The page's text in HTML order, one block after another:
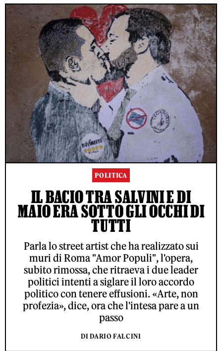
POLITICA
IL BACIO TRA SALVINI E DI
MAIO ERA SOTTO GLI OCCHI DI
TUTTI
Parla lo street artist che ha realizzato sui
muri di Roma "Amor Populi", l'opera,
subito rimossa, che ritraeva i due leader
politici intenti a siglare il loro accordo
politico con tenere effusioni. «Arte, non
profezia», dice, ora che l'intesa pare a un
passo
DI DARIO FALCINI